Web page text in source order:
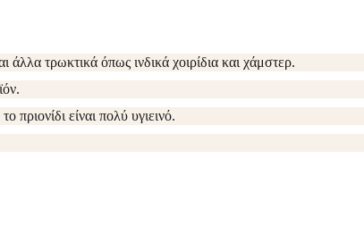
άλλα τρωκτικά όπως ινδικά χοιρίδια και χάμστερ.
είναι πολύ υγιεινό.